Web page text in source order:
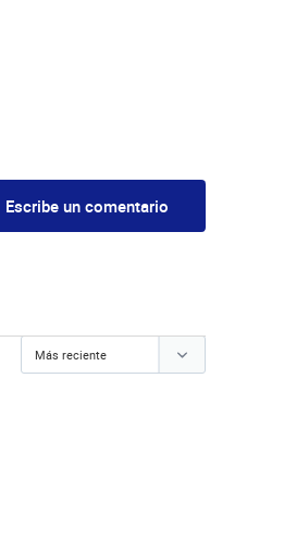
Escribe un comentario